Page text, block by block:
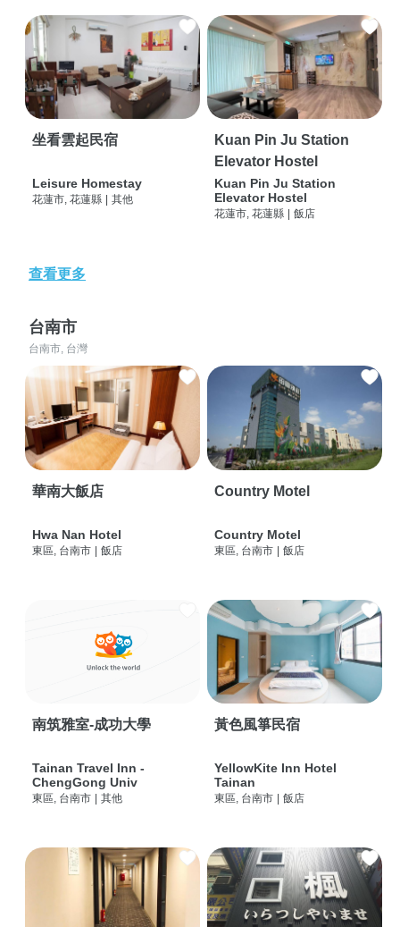
坐看雲起民宿
Leisure Homestay
花蓮市, 花蓮縣 其他
Kuan Pin Ju Station
Elevator Hostel
Kuan Pin Ju Station
Elevator Hostel
花蓮市, 花蓮縣 飯店
查看更多
台南市
台南市, 台灣
華南大飯店
Hwa Nan Hotel
東區, 台南市 | 飯店
Country Motel
Country Motel
東區, 台南市 | 飯店
南筑雅室-成功大學
Tainan Travel Inn -
ChengGong Univ
東區, 台南市 | 其他
黃色風箏民宿
YellowKite Inn Hotel
Tainan
東區, 台南市 | 飯店